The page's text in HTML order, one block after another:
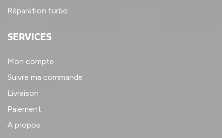
Réparation turbo
SERVICES
Mon compte
Suivre ma commande
Livraison
Paiement
A propos